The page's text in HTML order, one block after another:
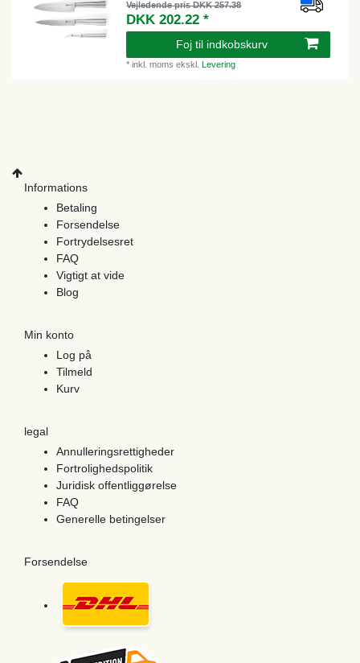
Vejledende pris DKK 257.38
DKK 202.22 *
Foj til indkobskurv
*inkl. moms ekskl.Levering
Informations
Betaling
Forsendelse
Fortrydelsesret
FAQ
Vigtigt at vide
Blog
Min konto
Log på
Tilmeld
Kurv
legal
Annulleringsrettigheder
Fortrolighedspolitik
Juridisk offentliggørelse
FAQ
Generelle betingelser
Forsendelse